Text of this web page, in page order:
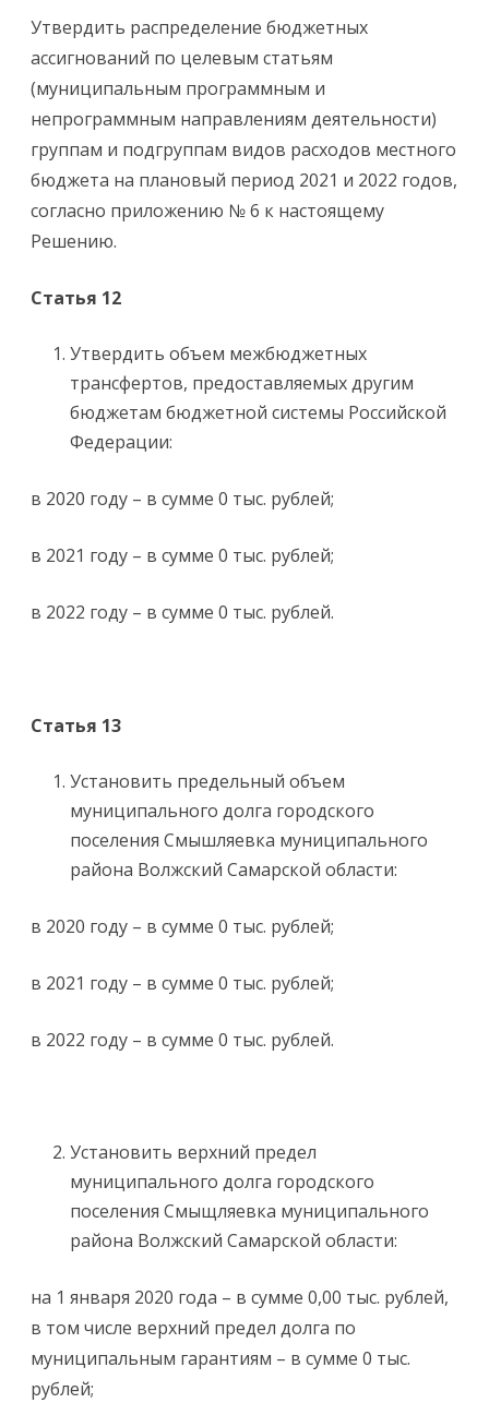
Утвердить распределение бюджетных
ассигнований по целевым статьям
(муниципальным программным и
непрограммным направлениям деятельности)
группам и подгруппам видов расходов местного
бюджета на плановый период 2021 и 2022 годов,
согласно приложению № 6 к настоящему
Решению.
Статья 12
Утвердить объем межбюджетных
трансфертов, предоставляемых другим
бюджетам бюджетной системы Российской
Федерации:
в 2020 году – в сумме 0 тыс. рублей;
в 2021 году – в сумме 0 тыс. рублей;
в 2022 году – в сумме 0 тыс. рублей.
Статья 13
Установить предельный объем
муниципального долга городского
поселения Смышляевка муниципального
района Волжский Самарской области:
в 2020 году – в сумме 0 тыс. рублей;
в 2021 году – в сумме 0 тыс. рублей;
в 2022 году – в сумме 0 тыс. рублей.
Установить верхний предел
муниципального долга городского
поселения Смыщляевка муниципального
района Волжский Самарской области:
на 1 января 2020 года – в сумме 0,00 тыс. рублей,
в том числе верхний предел долга по
муниципальным гарантиям – в сумме 0 тыс.
рублей;